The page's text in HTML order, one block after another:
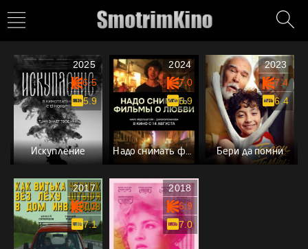
Искупление
2025
6.5
5.9
Надо снимать фильмы о любви
2024
7.0
5.9
Бери да помни
2023
7.4
6.4
2017
7.2
7.1
2018
6.9
7.0